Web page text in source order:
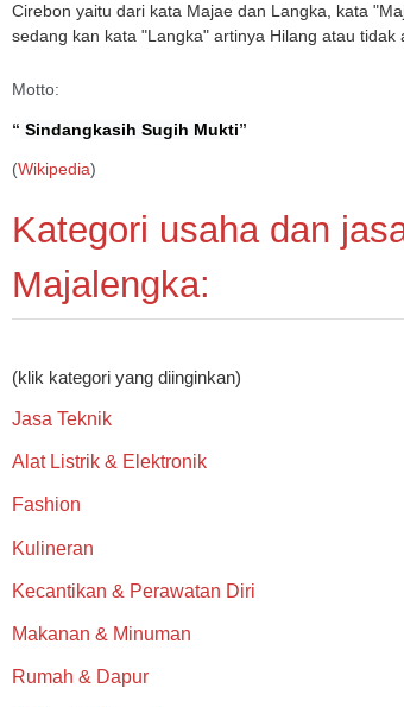
Cirebon yaitu dari kata Majae dan Langka, kata
sedang kan kata "Langka" artinya Hilang atau tidak
Motto:
“ Sindangkasih Sugih Mukti”
(Wikipedia)
Kategori usaha dan
Majalengka:
(klik kategori yang diinginkan)
Jasa Teknik
Alat Listrik & Elektronik
Fashion
Kulineran
Kecantikan & Perawatan Diri
Makanan & Minuman
Rumah & Dapur